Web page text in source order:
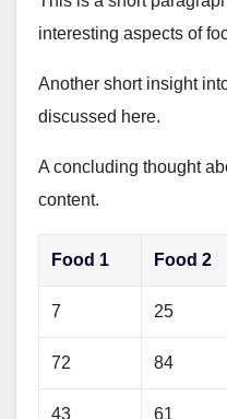
interesting aspects of
Another short insight
discussed here.
A concluding thought
content.
Food 1 Food 2
7 25
72 84
43 61